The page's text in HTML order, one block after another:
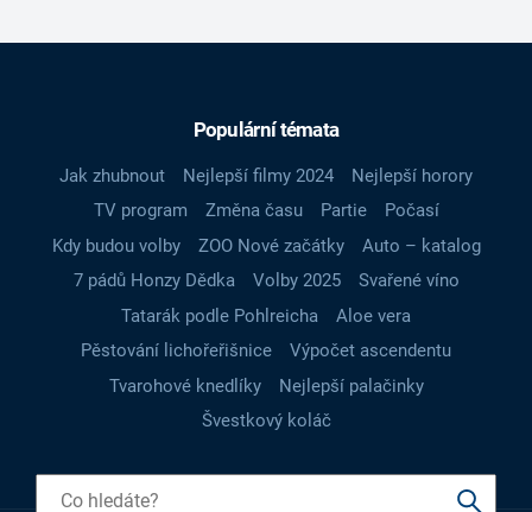
Populární témata
Jak zhubnout Nejlepší filmy 2024
Nejlepší horory
TV program
Změna času Partie
Počasí
Kdy budou volby
ZOO Nové začátky
Auto – katalog
7 pádů Honzy Dědka
Volby 2025
Svařené víno
Tatarák podle Pohlreicha
Aloe vera
Pěstování lichořeřišnice
Výpočet ascendentu
Tvarohové knedlíky
Nejlepší palačinky
Švestkový koláč